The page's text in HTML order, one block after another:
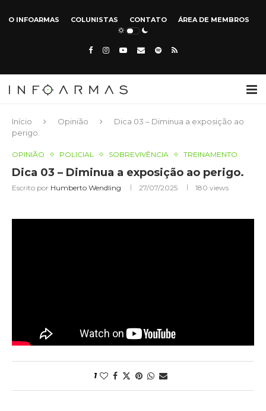
O INFOARMAS COLUNISTAS CONTATO ÁREA DE MEMBROS
Início Opinião
Dica 03 – Diminua a exposição ao
perigo.
OPINIÃO POLICIAL SOBREVIVÊNCIA TREINAMENTO
Dica 03 – Diminua a exposição ao perigo.
Escrito por Humberto Wendling 27/07/2025 180 views
1